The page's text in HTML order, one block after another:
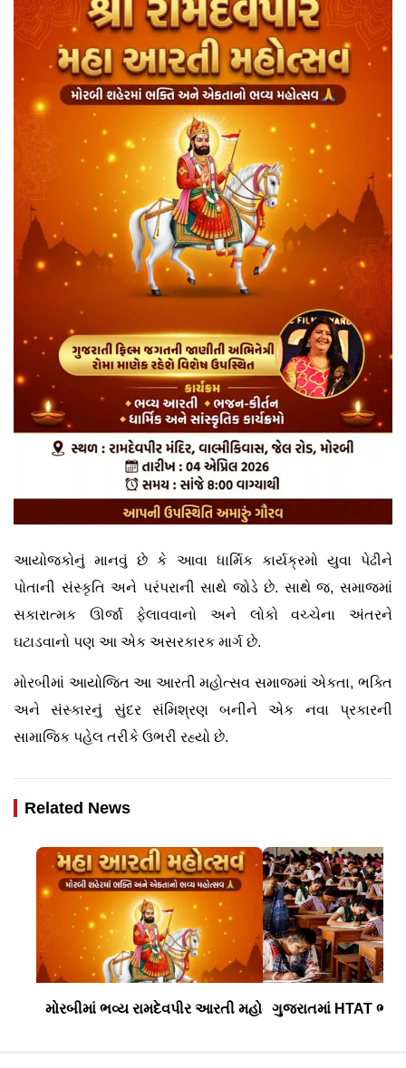
આયોજકોનું માનવું છે કે આવા ધાર્મિક કાર્યક્રમો યુવા પેઢીને
પોતાની સંસ્કૃતિ અને પરંપરાની સાથે જોડે છે. સાથે જ, સમાજમાં
સકારાત્મક ઊર્જા ફેલાવવાનો અને લોકો વચ્ચેના અંતરને
ઘટાડવાનો પણ આ એક અસરકારક માર્ગ છે.
મોરબીમાં આયોજિત આ આરતી મહોત્સવ સમાજમાં એકતા, ભક્તિ
અને સંસ્કારનું સુંદર સંમિશ્રણ બનીને એક નવા પ્રકારની
સામાજિક પહેલ તરીકે ઉભરી રહ્યો છે.
Related News
મોરબીમાં ભવ્ય રામદેવપીર આરતી મહોત્સવ આજે:ગુજરાતમાં HTAT